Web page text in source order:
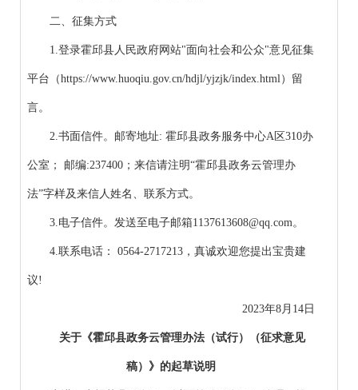
二、征集方式
1.登录霍邱县人民政府网站"面向社会和公众"意见征集
平台（https://www.huoqiu.gov.cn/hdjl/yjzjk/index.html）留
言。
2.书面信件。邮寄地址: 霍邱县政务服务中心A区310办
公室； 邮编:237400；来信请注明“霍邱县政务云管理办
法”字样及来信人姓名、联系方式。
3.电子信件。发送至电子邮箱1137613608@qq.com。
4.联系电话： 0564-2717213，真诚欢迎您提出宝贵建
议!
2023年8月14日
关于《霍邱县政务云管理办法（试行）（征求意见
稿）》 的起草说明